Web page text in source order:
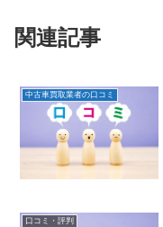
関連記事
中古車買取業者の口コミ
口コミ・評判